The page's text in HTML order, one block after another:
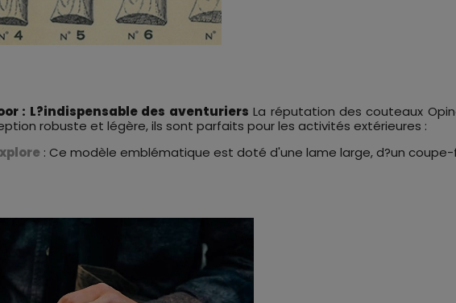
: L?indispensable des aventuriers La réputation des couteaux
robuste et légère, ils sont parfaits pour les activités extérieures :
: Ce modèle emblématique est doté d'une lame large, d?un